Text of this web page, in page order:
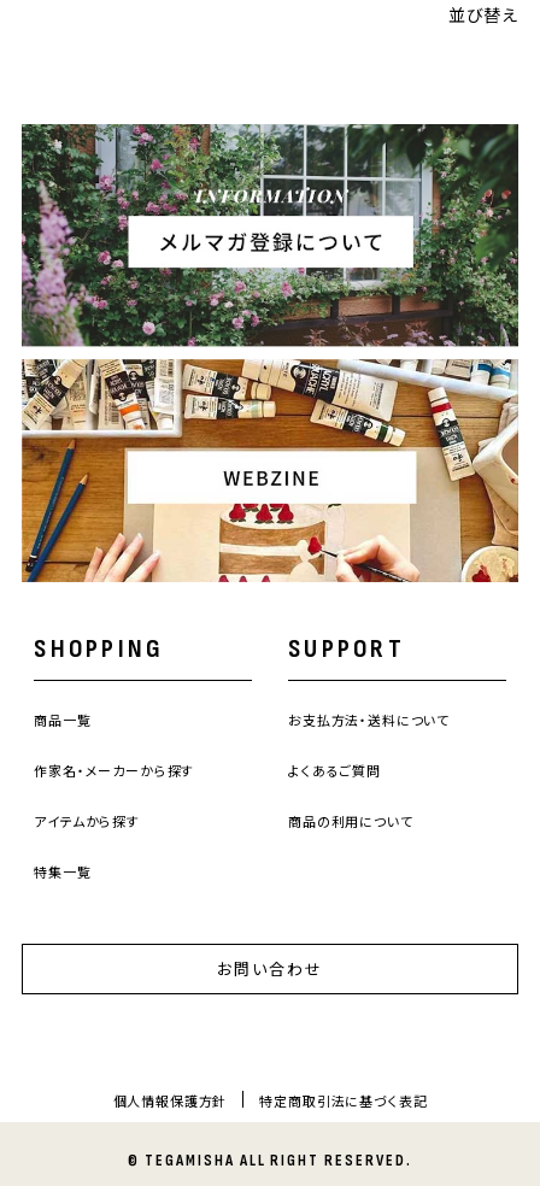
並び替え
SHOPPING
商品一覧
作家名・メーカーから探す
アイテムから探す
特集一覧
SUPPORT
お支払方法・送料について
よくあるご質問
商品の利用について
お問い合わせ
個人情報保護方針 特定商取引法に基づく表記
© TEGAMISHA ALL RIGHT RESERVED.